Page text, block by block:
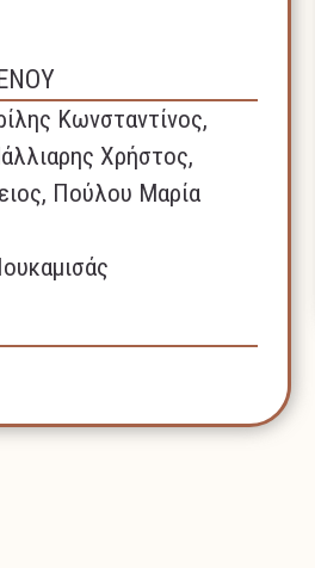
Κωνσταντίνος,
Χρήστος,
Πούλου Μαρία